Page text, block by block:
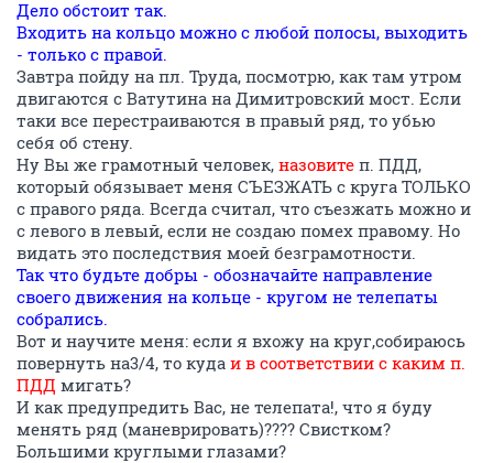
Дело обстоит так.
Входить на кольцо можно с любой полосы, выходить
- только с правой.
Завтра пойду на пл. Труда, посмотрю, как там утром
двигаются с Ватутина на Димитровский мост. Если
таки все перестраиваются в правый ряд, то убью
себя об стену.
Ну Вы же грамотный человек, назовите п. ПДД,
который обязывает меня СЪЕЗЖАТЬ с круга ТОЛЬКО
с правого ряда. Всегда считал, что съезжать можно и
с левого в левый, если не создаю помех правому. Но
видать это последствия моей безграмотности.
Так что будьте добры - обозначайте направление
своего движения на кольце - кругом не телепаты
собрались.
Вот и научите меня: если я вхожу на круг,собираюсь
повернуть на3/4, то куда и в соответствии с каким п.
ПДД мигать?
И как предупредить Вас, не телепата!, что я буду
менять ряд (маневрировать)???? Свистком?
Большими круглыми глазами?